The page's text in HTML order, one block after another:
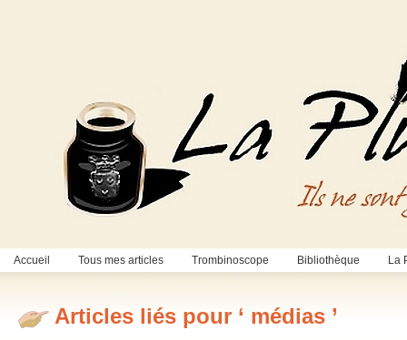
Accueil Tous mes articles Trombinoscope Bibliothèque La
Articles liés pour ‘ médias ’